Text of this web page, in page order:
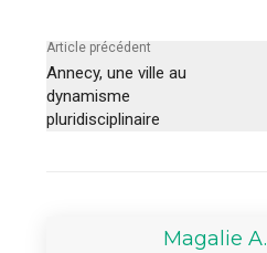
Article précédent
Annecy, une ville au
dynamisme
pluridisciplinaire
Magalie A.